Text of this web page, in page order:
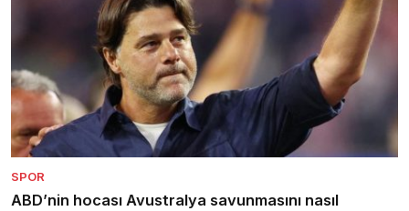
SPOR
ABD’nin hocası Avustralya savunmasını nasıl